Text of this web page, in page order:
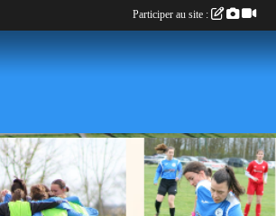
Participer au site :